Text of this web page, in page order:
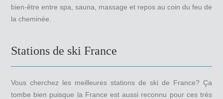
bien-être entre spa, sauna, massage et repos au coin du feu de
la cheminée.
Stations de ski France
Vous cherchez les meilleures stations de ski de France? Ça
tombe bien puisque la France est aussi reconnu pour ces très